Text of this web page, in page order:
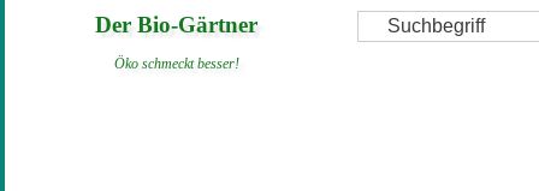
Suche
Der Bio-Gärtner
Öko schmeckt besser!